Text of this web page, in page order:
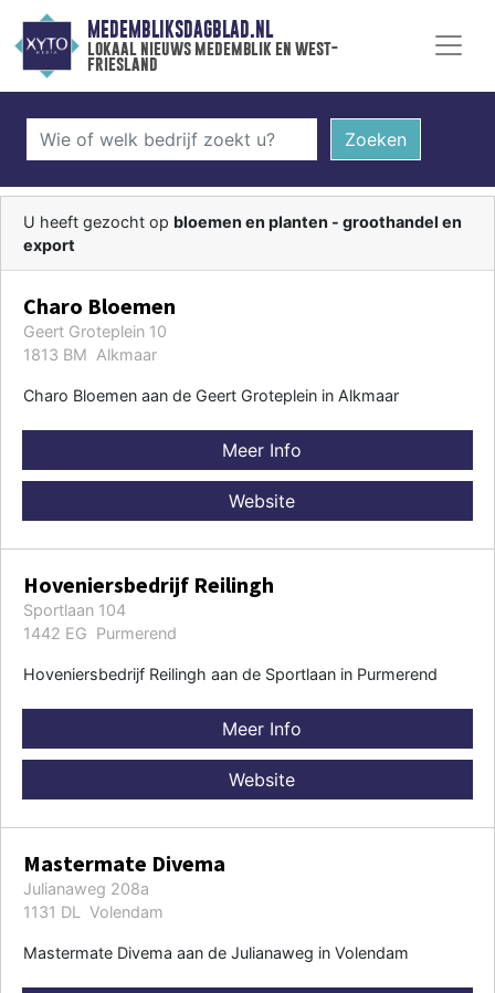
MEDEMBLIKSDAGBLAD.NL
lokaal nieuws medemblik en west-
friesland
Zoeken
U heeft gezocht op bloemen en planten - groothandel en
export
Charo Bloemen
Geert Groteplein 10
1813 BM Alkmaar
Charo Bloemen aan de Geert Groteplein in Alkmaar
Meer Info
Website
Hoveniersbedrijf Reilingh
Sportlaan 104
1442 EG Purmerend
Hoveniersbedrijf Reilingh aan de Sportlaan in Purmerend
Meer Info
Website
Mastermate Divema
Julianaweg 208a
1131 DL Volendam
Mastermate Divema aan de Julianaweg in Volendam